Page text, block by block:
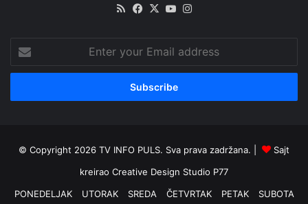
RSS Facebook
X YouTube
your
Email
© Copyright 2026 TV INFO PULS. Sva prava zadržana. |
Sajt
kreirao Creative Design Studio P77
PONEDELJAK
UTORAK SREDA ČETVRTAK PETAK SUBOTA